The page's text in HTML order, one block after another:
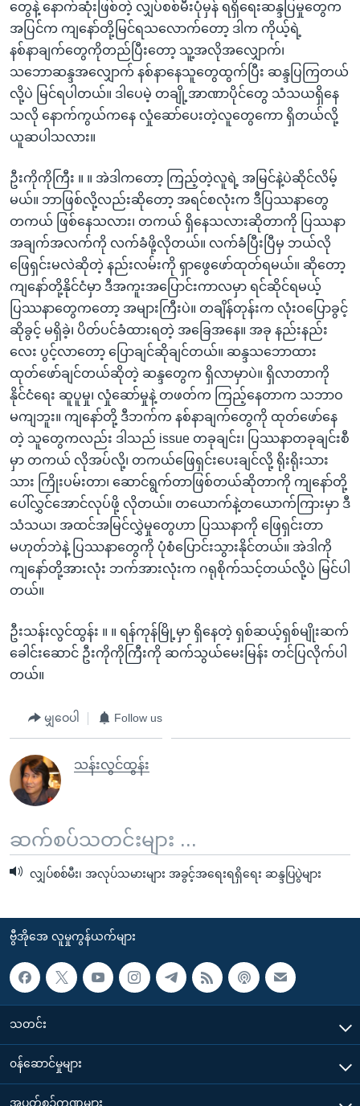
တွေနဲ့ နောက်ဆုံးဖြစ်တဲ့ လျှပ်စစ်မီးပုံမှန် ရရှိရေးဆန္ဒပြမှုတွေက
အပြင်က ကျနော်တို့မြင်ရသလောက်တော့ ဒါက ကိုယ့်ရဲ့
နစ်နာချက်တွေကိုတည်ပြီးတော့ သူ့အလိုအလျှောက်၊
သဘောဆန္ဒအလျှောက် နစ်နာနေသူတွေထွက်ပြီး ဆန္ဒပြကြတယ်
လို့ပဲ မြင်ရပါတယ်။ ဒါပေမဲ့ တချို့အာဏာပိုင်တွေ သံသယရှိနေ
သလို နောက်ကွယ်ကနေ လှုံဆော်ပေးတဲ့လူတွေကော ရှိတယ်လို့
ယူဆပါသလား။
ဦးကိုကိုကြီး ။ ။ အဲဒါကတော့ ကြည့်တဲ့လူရဲ့ အမြင်နဲ့ပဲဆိုင်လိမ့်
မယ်။ ဘာဖြစ်လို့လည်းဆိုတော့ အရင်စလုံးက ဒီပြဿနာတွေ
တကယ် ဖြစ်နေသလား၊ တကယ် ရှိနေသလားဆိုတာကို ပြဿနာ
အချက်အလက်ကို လက်ခံဖို့လိုတယ်။ လက်ခံပြီးပြီမှ ဘယ်လို
ဖြေရှင်းမလဲဆိုတဲ့ နည်းလမ်းကို ရှာဖွေဖော်ထုတ်ရမယ်။ ဆိုတော့
ကျနော်တို့နိုင်ငံမှာ ဒီအကူးအပြောင်းကာလမှာ ရင်ဆိုင်ရမယ့်
ပြဿနာတွေကတော့ အများကြီးပဲ။ တချိန်တုန်းက လုံးဝပြောခွင့်
ဆိုခွင့် မရှိခဲ့၊ ပိတ်ပင်ခံထားရတဲ့ အခြေအနေ။ အခု နည်းနည်း
လေး ပွင့်လာတော့ ပြောချင်ဆိုချင်တယ်။ ဆန္ဒသဘောထား
ထုတ်ဖော်ချင်တယ်ဆိုတဲ့ ဆန္ဒတွေက ရှိလာမှာပဲ။ ရှိလာတာကို
နိုင်ငံရေး ဆူပူမှု၊ လှုံဆော်မှုနဲ့ တဖတ်က ကြည့်နေတာက သဘာဝ
မကျဘူး။ ကျနော်တို့ ဒီဘက်က နစ်နာချက်တွေကို ထုတ်ဖော်နေ
တဲ့ သူတွေကလည်း ဒါသည် issue တခုချင်း၊ ပြဿနာတခုချင်းစီ
မှာ တကယ် လိုအပ်လို့၊ တကယ်ဖြေရှင်းပေးချင်လို့ ရိုးရိုးသား
သား ကြိုးပမ်းတာ၊ ဆောင်ရွက်တာဖြစ်တယ်ဆိုတာကို ကျနော်တို့
ပေါ်လွှင်အောင်လုပ်ဖို့ လိုတယ်။ တယောက်နဲ့တယောက်ကြားမှာ ဒီ
သံသယ၊ အထင်အမြင်လွှဲမှုတွေဟာ ပြဿနာကို ဖြေရှင်းတာ
မဟုတ်ဘဲနဲ့ ပြဿနာတွေကို ပုံစံပြောင်းသွားနိုင်တယ်။ အဲဒါကို
ကျနော်တို့အားလုံး ဘက်အားလုံးက ဂရုစိုက်သင့်တယ်လို့ပဲ မြင်ပါ
တယ်။
ဦးသန်းလွင်ထွန်း ။ ။ ရန်ကုန်မြို့မှာ ရှိနေတဲ့ ရှစ်ဆယ့်ရှစ်မျိုးဆက်
ခေါင်းဆောင် ဦးကိုကိုကြီးကို ဆက်သွယ်မေးမြန်း တင်ပြလိုက်ပါ
တယ်။
မျှဝေပါ Follow us
သန်းလွင်ထွန်း
ဆက်စပ်သတင်းများ ...
လျှပ်စစ်မီး၊ အလုပ်သမားများ အခွင့်အရေးရရှိရေး ဆန္ဒပြပွဲများ
ဗွီအိုအေ လူမှုကွန်ယက်များ
သတင်း
၀န်ဆောင်မှုများ
အပတ်စဉ်ကဏ္ဍများ